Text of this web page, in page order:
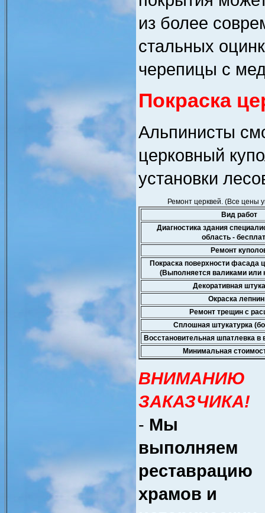
из более
стальных
черепицы с
Покраска
Альпинисты
церковный
установки
Ремонт церквей. (Все цены
Вид работ
Диагностика здания
область -
Ремонт
Покраска поверхности фасада
(Выполняется валиками или
Декоративная
Окраска
Ремонт трещин с
Сплошная штукатурка
Восстановительная шпатлевка
Минимальная
ВНИМАНИЮ
ЗАКАЗЧИКА!
- Мы
выполняем
реставрацию
храмов и